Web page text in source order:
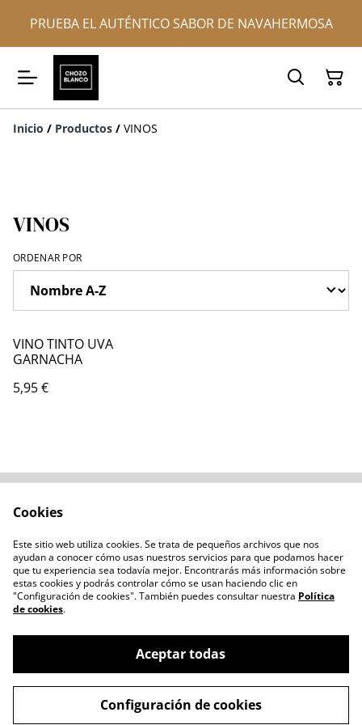
PRUEBA EL AUTÉNTICO SABOR DE NAVAHERMOSA
Inicio / Productos / VINOS
VINOS
ORDENAR POR
VINO TINTO UVA
GARNACHA
5,95 €
Política de privacidad
Administración de
cookies
©2026Chozo Blanco
powered by
Cookies
Este sitio web utiliza cookies. Se trata de pequeños archivos que nos
ayudan a conocer cómo usas nuestros servicios para que podamos hacer
que tu experiencia sea todavía mejor. Encontrarás más información sobre
estas cookies y podrás controlar cómo se usan haciendo clic en
"Configuración de cookies". También puedes consultar nuestra Política
de cookies.
Aceptar todas
Configuración de cookies